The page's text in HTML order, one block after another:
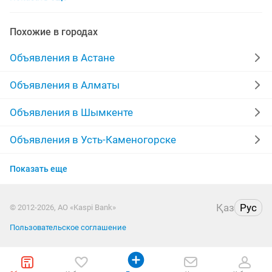
Похожие в городах
Объявления в Астане
Объявления в Алматы
Объявления в Шымкенте
Объявления в Усть-Каменогорске
Объявления в Актау
Объявления в Павлодаре
Показать еще
© 2012-2026, АО «Kaspi Bank» Қаз Рус
Пользовательское соглашение